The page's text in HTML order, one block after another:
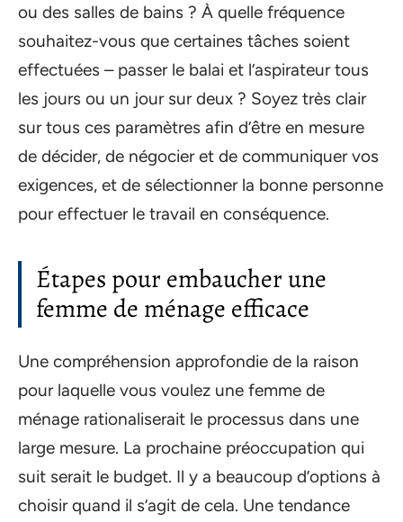
ou des salles de bains ? À quelle fréquence
souhaitez-vous que certaines tâches soient
effectuées – passer le balai et l’aspirateur tous
les jours ou un jour sur deux ? Soyez très clair
sur tous ces paramètres afin d’être en mesure
de décider, de négocier et de communiquer vos
exigences, et de sélectionner la bonne personne
pour effectuer le travail en conséquence.
Étapes pour embaucher une
femme de ménage efficace
Une compréhension approfondie de la raison
pour laquelle vous voulez une femme de
ménage rationaliserait le processus dans une
large mesure. La prochaine préoccupation qui
suit serait le budget. Il y a beaucoup d’options à
choisir quand il s’agit de cela. Une tendance